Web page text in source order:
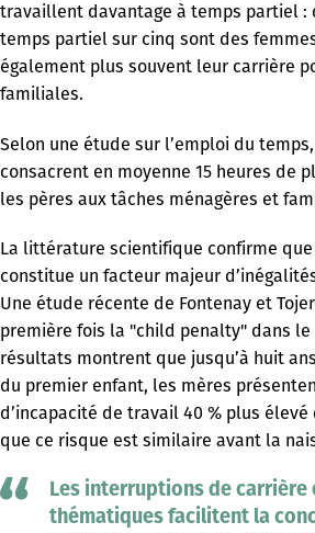
travaillent davantage à temps partiel :
temps partiel sur cinq sont des
également plus souvent leur carrière
familiales.
Selon une étude sur l’emploi du
consacrent en moyenne 15 heures de
les pères aux tâches ménagères et
La littérature scientifique confirme
constitue un facteur majeur
Une étude récente de Fontenay et
première fois la "child penalty" dans le
résultats montrent que jusqu’à huit
du premier enfant, les mères
d’incapacité de travail 40 % plus
que ce risque est similaire avant la
Les interruptions de carrière
thématiques facilitent la